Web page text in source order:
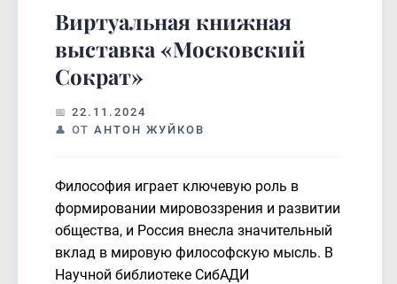
Виртуальная книжная
выставка «Московский
Сократ»
22.11.2024
ОТ АНТОН ЖУЙКОВ
Философия играет ключевую роль в
формировании мировоззрения и развитии
общества, и Россия внесла значительный
вклад в мировую философскую мысль. В
Научной библиотеке СибАДИ